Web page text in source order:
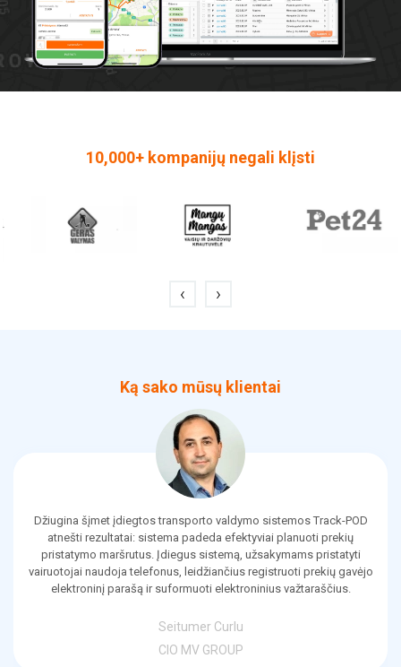
10,000+ kompanijų negali klįsti
‹ ›
Ką sako mūsų klientai
Džiugina šįmet įdiegtos transporto valdymo sistemos Track-POD
atnešti rezultatai: sistema padeda efektyviai planuoti prekių
pristatymo maršrutus. Įdiegus sistemą, užsakymams pristatyti
vairuotojai naudoja telefonus, leidžiančius registruoti prekių gavėjo
elektroninį parašą ir suformuoti elektroninius važtaraščius.
Seitumer Curlu
CIO MV GROUP